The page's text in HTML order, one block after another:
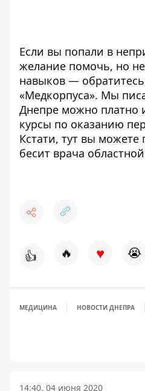
Если вы попали в
желание помочь, но
навыков —
«Медкорпуса». Мы
Днепре можно платно
курсы по оказанию
Кстати, тут вы можете
бесит врача
👍 🔥 ♥ 😭
МЕДИЦИНА НОВОСТИ ДНЕПРА
14:40, 04 июня 2020